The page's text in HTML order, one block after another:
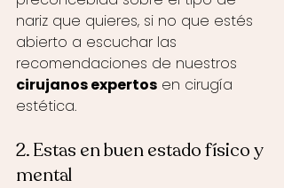
nariz que quieres, si no que estés
abierto a escuchar las
recomendaciones de nuestros
cirujanos expertos en cirugía
estética.
2. Estas en buen estado físico y
mental